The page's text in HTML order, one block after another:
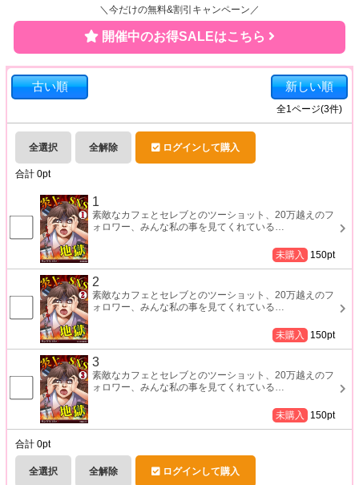
＼今だけの無料&割引キャンペーン／
開催中のお得SALEはこちら
古い順 新しい順
全1ページ(3件)
全選択 全解除 ログインして購入
合計 0pt
1
素敵なカフェとセレブとのツーショット、20万越えのフ
ォロワー、みんな私の事を見てくれている…
未購入 150pt
2
素敵なカフェとセレブとのツーショット、20万越えのフ
ォロワー、みんな私の事を見てくれている…
未購入 150pt
3
素敵なカフェとセレブとのツーショット、20万越えのフ
ォロワー、みんな私の事を見てくれている…
未購入 150pt
合計 0pt
全選択 全解除 ログインして購入